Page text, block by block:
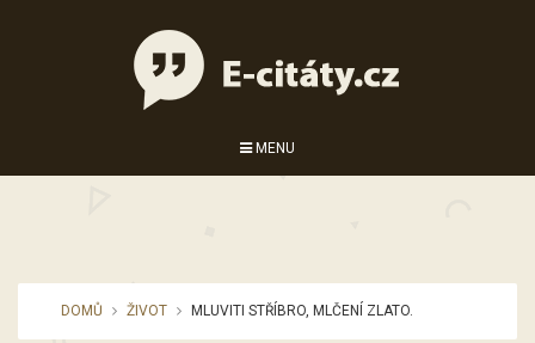
MENU
DOMŮ ŽIVOT MLUVITI STŘÍBRO, MLČENÍ ZLATO.